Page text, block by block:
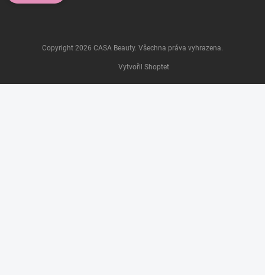
Vytvořil Shoptet
Copyright 2026 CASA Beauty. Všechna práva vyhrazena.